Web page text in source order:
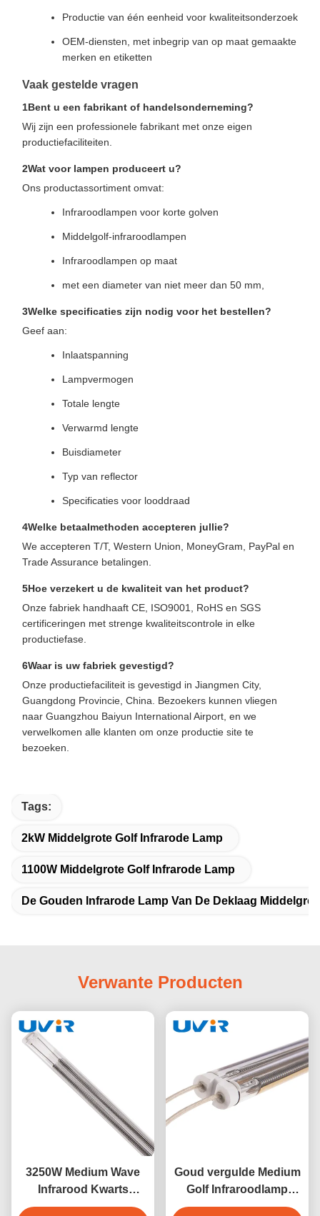
Productie van één eenheid voor kwaliteitsonderzoek
OEM-diensten, met inbegrip van op maat gemaakte
merken en etiketten
Vaak gestelde vragen
1Bent u een fabrikant of handelsonderneming?
Wij zijn een professionele fabrikant met onze eigen
productiefaciliteiten.
2Wat voor lampen produceert u?
Ons productassortiment omvat:
Infraroodlampen voor korte golven
Middelgolf-infraroodlampen
Infraroodlampen op maat
met een diameter van niet meer dan 50 mm,
3Welke specificaties zijn nodig voor het bestellen?
Geef aan:
Inlaatspanning
Lampvermogen
Totale lengte
Verwarmd lengte
Buisdiameter
Typ van reflector
Specificaties voor looddraad
4Welke betaalmethoden accepteren jullie?
We accepteren T/T, Western Union, MoneyGram, PayPal en
Trade Assurance betalingen.
5Hoe verzekert u de kwaliteit van het product?
Onze fabriek handhaaft CE, ISO9001, RoHS en SGS
certificeringen met strenge kwaliteitscontrole in elke
productiefase.
6Waar is uw fabriek gevestigd?
Onze productiefaciliteit is gevestigd in Jiangmen City,
Guangdong Provincie, China. Bezoekers kunnen vliegen
naar Guangzhou Baiyun International Airport, en we
verwelkomen alle klanten om onze productie site te
bezoeken.
Tags:
2kW Middelgrote Golf Infrarode Lamp
1100W Middelgrote Golf Infrarode Lamp
De Gouden Infrarode Lamp Van De Deklaag
Verwante Producten
3250W Medium Wave
Infrarood Kwarts
Warmtelamp voor
Goud vergulde Medium
Golf Infraroodlamp
4100W 400V Verfdrogen